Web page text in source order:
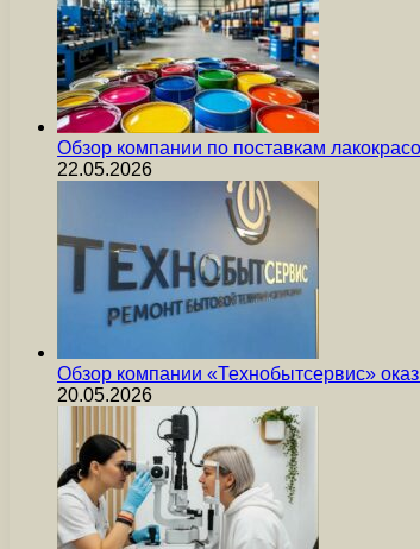
Обзор компании по поставкам
22.05.2026
Обзор компании «Технобытсервис»
20.05.2026